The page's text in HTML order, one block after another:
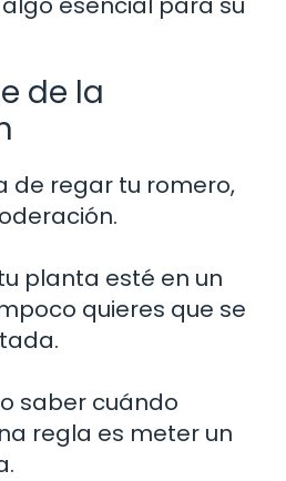
de la
de regar tu romero,
planta esté en un
quieres que se
saber cuándo
regla es meter un